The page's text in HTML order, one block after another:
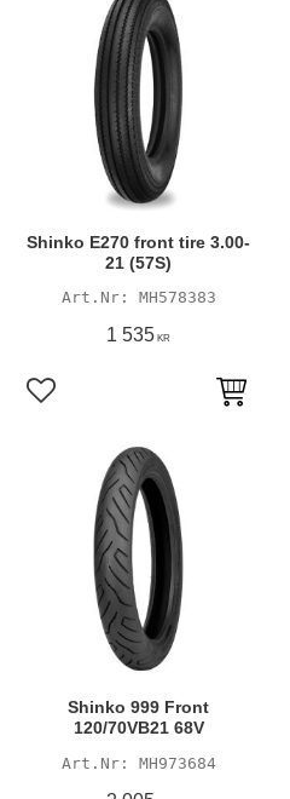
Shinko E270 front tire 3.00-
21 (57S)
MH578383
1 535 KR
Lägg till i favoriter
Shinko 999 Front
120/70VB21 68V
MH973684